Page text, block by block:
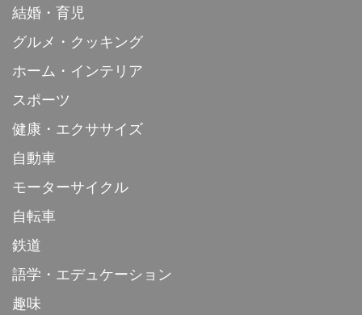
結婚・育児
グルメ・クッキング
ホーム・インテリア
スポーツ
健康・エクササイズ
自動車
モーターサイクル
自転車
鉄道
語学・エデュケーション
趣味